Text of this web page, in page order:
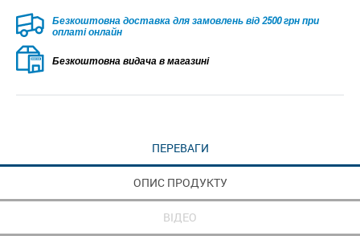
Безкоштовна доставка для замовлень від 2500 грн при
оплаті онлайн
Безкоштовна видача в магазині
ПЕРЕВАГИ
ОПИС ПРОДУКТУ
ВІДЕО